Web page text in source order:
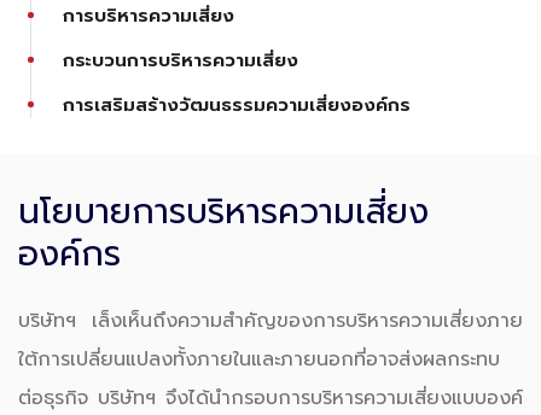
การบริหารความเสี่ยง
กระบวนการบริหารความเสี่ยง
การเสริมสร้างวัฒนธรรมความเสี่ยงองค์กร
นโยบายการบริหารความเสี่ยง
องค์กร
บริษัทฯ เล็งเห็นถึงความสำคัญของการบริหารความเสี่ยงภาย
ใต้การเปลี่ยนแปลงทั้งภายในและภายนอกที่อาจส่งผลกระทบ
ต่อธุรกิจ บริษัทฯ จึงได้นำกรอบการบริหารความเสี่ยงแบบองค์